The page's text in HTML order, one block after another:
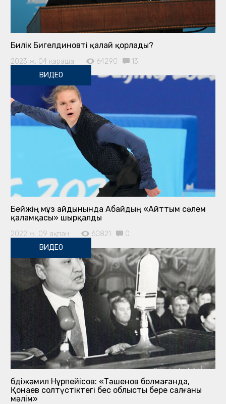
Билік Бигелдиновті қалай қорлады?
2023 ж. 04 қараша 64290
13
ВИДЕО
Бейжің мұз айдынында Абайдың «Айттым сәлем
қаламқасы» шырқалды
2022 ж. 09 ақпан 60821
0
ВИДЕО
Әбдіжәмил Нұрпейісов: «Тәшенов болмағанда,
Қонаев солтүстіктегі бес облысты бере салғаны
мәлім»